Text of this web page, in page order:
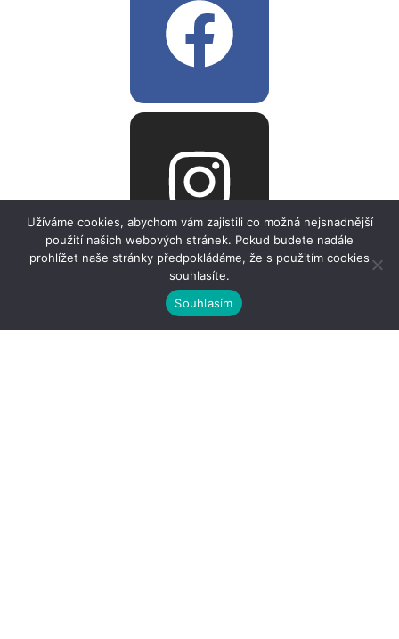
Užíváme cookies, abychom vám zajistili co možná nejsnadnější
použití našich webových stránek. Pokud budete nadále
prohlížet naše stránky předpokládáme, že s použitím cookies
souhlasíte.
Souhlasím